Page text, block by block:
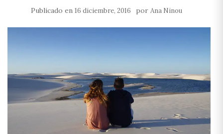
Publicado en 16 diciembre, 2016 por Ana Ninou